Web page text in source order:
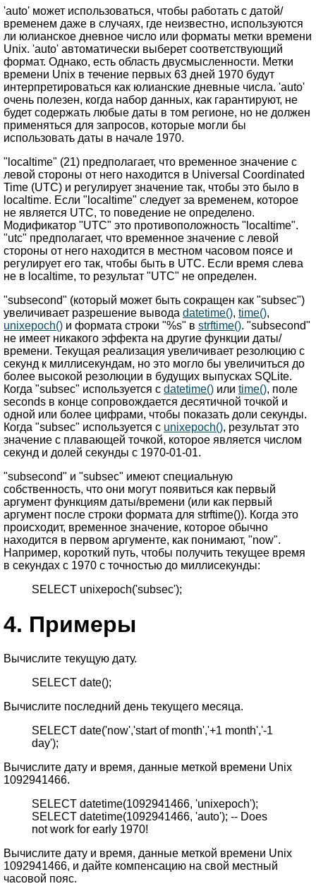
'auto' может использоваться, чтобы работать с датой/
временем даже в случаях, где неизвестно, используются
ли юлианское дневное число или форматы метки времени
Unix. 'auto' автоматически выберет соответствующий
формат. Однако, есть область двусмысленности. Метки
времени Unix в течение первых 63 дней 1970 будут
интерпретироваться как юлианские дневные числа. 'auto'
очень полезен, когда набор данных, как гарантируют, не
будет содержать любые даты в том регионе, но не должен
применяться для запросов, которые могли бы
использовать даты в начале 1970.
"localtime" (21) предполагает, что временное значение с
левой стороны от него находится в Universal Coordinated
Time (UTC) и регулирует значение так, чтобы это было в
localtime. Если "localtime" следует за временем, которое
не является UTC, то поведение не определено.
Модификатор "UTC" это противоположность "localtime".
"utc" предполагает, что временное значение с левой
стороны от него находится в местном часовом поясе и
регулирует его так, чтобы быть в UTC. Если время слева
не в localtime, то результат "UTC" не определен.
"subsecond" (который может быть сокращен как "subsec")
увеличивает разрешение вывода datetime(), time(),
unixepoch() и формата строки "%s" в strftime(). "subsecond"
не имеет никакого эффекта на другие функции даты/
времени. Текущая реализация увеличивает резолюцию с
секунд к миллисекундам, но это могло бы увеличиться до
более высокой резолюции в будущих выпусках SQLite.
Когда "subsec" используется с datetime() или time(), поле
seconds в конце сопровождается десятичной точкой и
одной или более цифрами, чтобы показать доли секунды.
Когда "subsec" используется с unixepoch(), результат это
значение с плавающей точкой, которое является числом
секунд и долей секунды с 1970-01-01.
"subsecond" и "subsec" имеют специальную
собственность, что они могут появиться как первый
аргумент функциям даты/времени (или как первый
аргумент после строки формата для strftime()). Когда это
происходит, временное значение, которое обычно
находится в первом аргументе, как понимают, "now".
Например, короткий путь, чтобы получить текущее время
в секундах с 1970 с точностью до миллисекунды:
SELECT unixepoch('subsec');
4. Примеры
Вычислите текущую дату.
SELECT date();
Вычислите последний день текущего месяца.
SELECT date('now','start of month','+1 month','-1
day');
Вычислите дату и время, данные меткой времени Unix
1092941466.
SELECT datetime(1092941466, 'unixepoch');
SELECT datetime(1092941466, 'auto'); -- Does
not work for early 1970!
Вычислите дату и время, данные меткой времени Unix
1092941466, и дайте компенсацию на свой местный
часовой пояс.